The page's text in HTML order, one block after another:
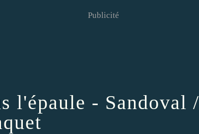
Publicité
l'épaule - Sandoval /